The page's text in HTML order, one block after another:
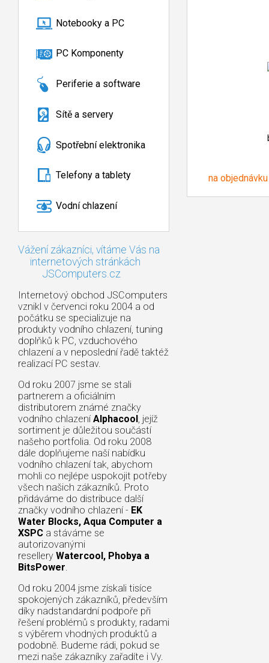
Notebooky a PC
PC Komponenty
Periferie a software
Sítě a servery
Spotřební elektronika
Telefony a tablety
Vodní chlazení
Vážení zákazníci, vítáme Vás na
internetových stránkách
JSComputers.cz
Internetový obchod JSComputers
vznikl v červenci roku 2004 a od
počátku se specializuje na
produkty vodního chlazení, tuning
doplňků k PC, vzduchového
chlazení a v neposlední řadě taktéž
realizací PC sestav.
Od roku 2007 jsme se stali
partnerem a oficiálním
distributorem známé značky
vodního chlazení Alphacool, jejíž
sortiment je důležitou součástí
našeho portfolia. Od roku 2008
dále doplňujeme naší nabídku
vodního chlazení tak, abychom
mohli co nejlépe uspokojit potřeby
všech našich zákazníků. Proto
přidáváme do distribuce další
značky vodního chlazení - EK
Water Blocks, Aqua Computer a
XSPC a stáváme se
autorizovanými
resellery Watercool, Phobya a
BitsPower.
Od roku 2004 jsme získali tisíce
spokojených zákazníků, především
díky nadstandardní podpoře při
řešení problémů s produkty, radami
s výběrem vhodných produktů a
podobně. Budeme rádi, pokud se
mezi naše zákazníky zařadíte i Vy.
na objednávku